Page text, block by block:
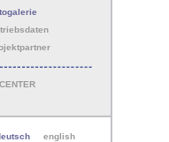
english